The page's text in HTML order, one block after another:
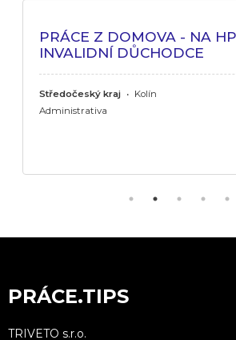
PRÁCE Z DOMOVA - NA
INVALIDNÍ DŮCHODCE
Středočeský kraj • Kolín
Administrativa
PRÁCE.TIPS
TRIVETO s.r.o.